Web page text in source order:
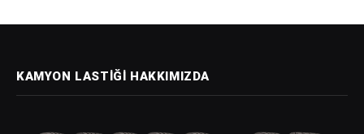
KAMYON LASTIĞI HAKKIMIZDA